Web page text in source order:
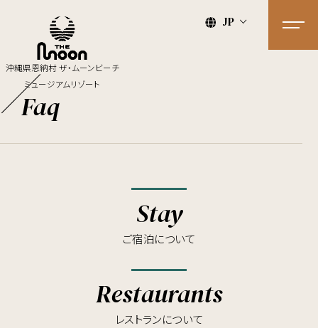
沖縄県恩納村 ザ・ムーンビーチ
ミュージアムリゾート
JP
Faq
Stay
ご宿泊について
Restaurants
レストランについて